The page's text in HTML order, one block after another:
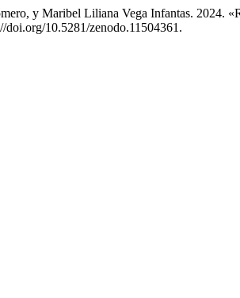
y Maribel Liliana Vega Infantas. 2024.
doi.org/10.5281/zenodo.11504361.